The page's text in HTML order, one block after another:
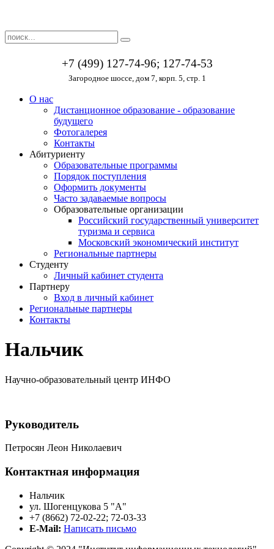
+7 (499) 127-74-96; 127-74-53
Загородное шоссе, дом 7, корп. 5, стр. 1
О нас
Дистанционное образование - образование
будущего
Фотогалерея
Контакты
Абитуриенту
Образовательные программы
Порядок поступления
Оформить документы
Часто задаваемые вопросы
Образовательные организации
Российский государственный университет
туризма и сервиса
Московский экономический институт
Региональные партнеры
Студенту
Личный кабинет студента
Партнеру
Вход в личный кабинет
Региональные партнеры
Контакты
Нальчик
Научно-образовательный центр ИНФО
Руководитель
Петросян Леон Николаевич
Контактная информация
Нальчик
ул. Шогенцукова 5 "А"
+7 (8662) 72-02-22; 72-03-33
E-Mail: Написать письмо